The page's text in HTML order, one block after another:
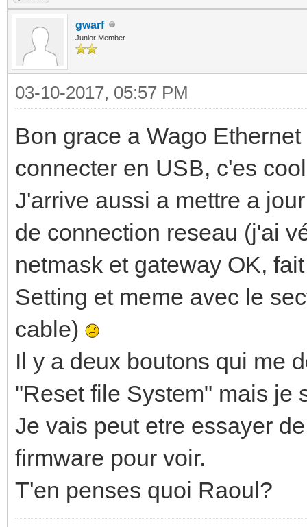
gwarf
Junior Member
03-10-2017, 05:57 PM
Bon grace a Wago
connecter en USB, c'es
J'arrive aussi a mettre a
de connection reseau (j'ai
netmask et gateway OK,
Setting et meme avec le
cable)
Il y a deux boutons qui me
"Reset file System" mais je
Je vais peut etre essayer
firmware pour voir.
T'en penses quoi Raoul?